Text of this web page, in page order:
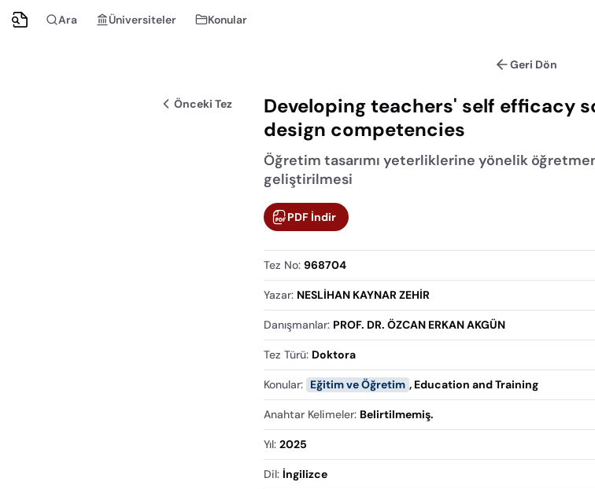
Ara Üniversiteler Konular
Geri Dön
Önceki Tez
Developing teachers' self efficacy
design competencies
Öğretim tasarımı yeterliklerine yönelik
geliştirilmesi
PDF İndir
Tez No: 968704
Yazar: NESLİHAN KAYNAR ZEHİR
Danışmanlar: PROF. DR. ÖZCAN ERKAN AKGÜN
Tez Türü: Doktora
Konular: Eğitim ve Öğretim , Education and Training
Anahtar Kelimeler: Belirtilmemiş.
Yıl: 2025
Dil: İngilizce